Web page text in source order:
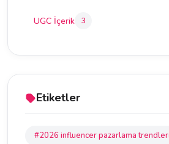
UGC İçerik 3
Etiketler
#2026 influencer pazarlama trendleri